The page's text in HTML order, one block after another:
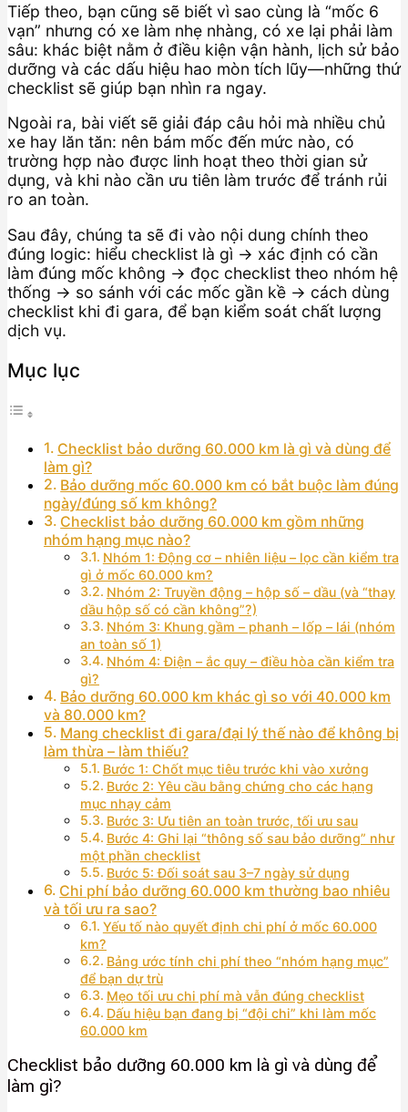
Tiếp theo, bạn cũng sẽ biết vì sao cùng là “mốc 6
vạn” nhưng có xe làm nhẹ nhàng, có xe lại phải làm
sâu: khác biệt nằm ở điều kiện vận hành, lịch sử bảo
dưỡng và các dấu hiệu hao mòn tích lũy—những thứ
checklist sẽ giúp bạn nhìn ra ngay.
Ngoài ra, bài viết sẽ giải đáp câu hỏi mà nhiều chủ
xe hay lăn tăn: nên bám mốc đến mức nào, có
trường hợp nào được linh hoạt theo thời gian sử
dụng, và khi nào cần ưu tiên làm trước để tránh rủi
ro an toàn.
Sau đây, chúng ta sẽ đi vào nội dung chính theo
đúng logic: hiểu checklist là gì → xác định có cần
làm đúng mốc không → đọc checklist theo nhóm hệ
thống → so sánh với các mốc gần kề → cách dùng
checklist khi đi gara, để bạn kiểm soát chất lượng
dịch vụ.
Mục lục
Checklist bảo dưỡng 60.000 km là gì và dùng để
làm gì?
Bảo dưỡng mốc 60.000 km có bắt buộc làm đúng
ngày/đúng số km không?
Checklist bảo dưỡng 60.000 km gồm những
nhóm hạng mục nào?
Nhóm 1: Động cơ – nhiên liệu – lọc cần kiểm tra
gì ở mốc 60.000 km?
Nhóm 2: Truyền động – hộp số – dầu (và “thay
dầu hộp số có cần không”?)
Nhóm 3: Khung gầm – phanh – lốp – lái (nhóm
an toàn số 1)
Nhóm 4: Điện – ắc quy – điều hòa cần kiểm tra
gì?
Bảo dưỡng 60.000 km khác gì so với 40.000 km
và 80.000 km?
Mang checklist đi gara/đại lý thế nào để không bị
làm thừa – làm thiếu?
Bước 1: Chốt mục tiêu trước khi vào xưởng
Bước 2: Yêu cầu bằng chứng cho các hạng
mục nhạy cảm
Bước 3: Ưu tiên an toàn trước, tối ưu sau
Bước 4: Ghi lại “thông số sau bảo dưỡng” như
một phần checklist
Bước 5: Đối soát sau 3–7 ngày sử dụng
Chi phí bảo dưỡng 60.000 km thường bao nhiêu
và tối ưu ra sao?
Yếu tố nào quyết định chi phí ở mốc 60.000
km?
Bảng ước tính chi phí theo “nhóm hạng mục”
để bạn dự trù
Mẹo tối ưu chi phí mà vẫn đúng checklist
Dấu hiệu bạn đang bị “đội chi” khi làm mốc
60.000 km
Checklist bảo dưỡng 60.000 km là gì và dùng để
làm gì?